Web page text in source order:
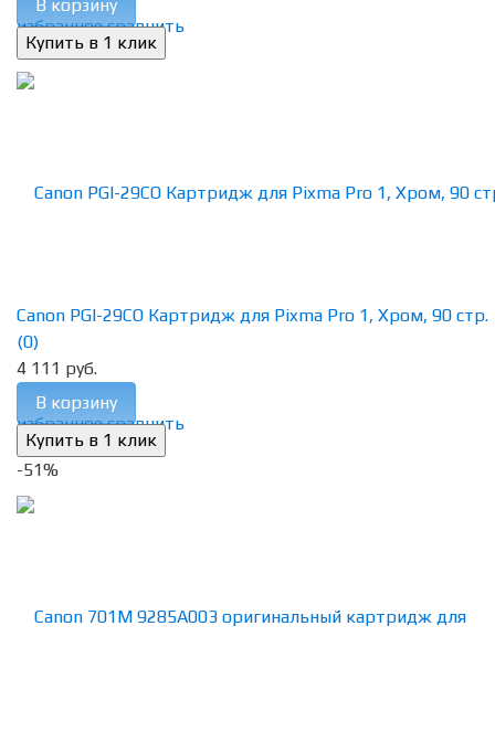
избранное сравнить
В корзину
избранное сравнить
Canon PGI-29CO Картридж для Pixma Pro 1, Хром, 90 стр.
(0)
4 111 руб.
В корзину
-51%